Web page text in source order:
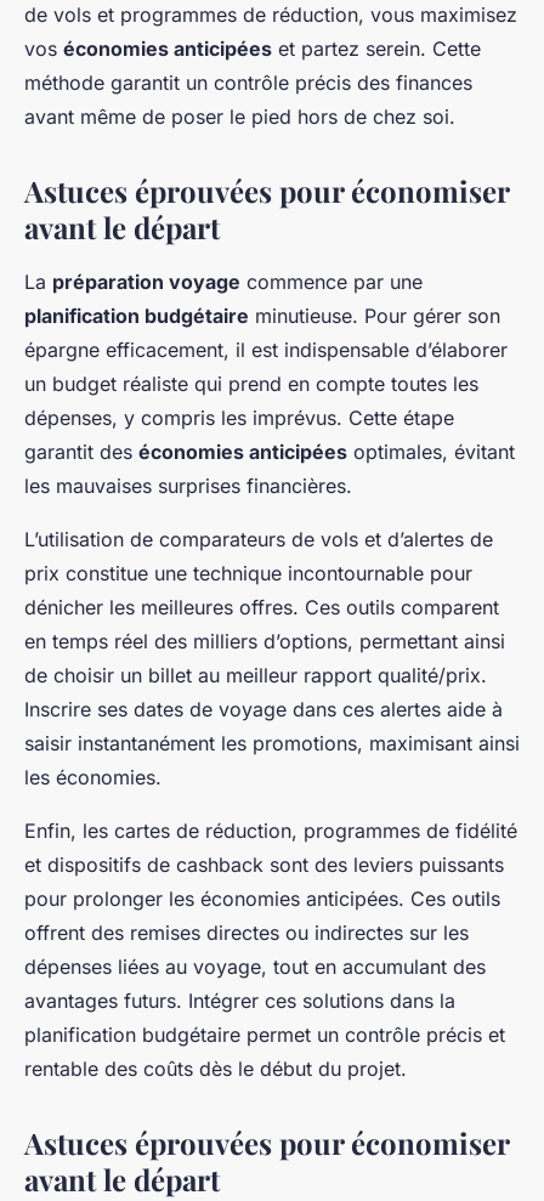
de vols et programmes de réduction, vous maximisez
vos économies anticipées et partez serein. Cette
méthode garantit un contrôle précis des finances
avant même de poser le pied hors de chez soi.
Astuces éprouvées pour économiser
avant le départ
La préparation voyage commence par une
planification budgétaire minutieuse. Pour gérer son
épargne efficacement, il est indispensable d’élaborer
un budget réaliste qui prend en compte toutes les
dépenses, y compris les imprévus. Cette étape
garantit des économies anticipées optimales, évitant
les mauvaises surprises financières.
L’utilisation de comparateurs de vols et d’alertes de
prix constitue une technique incontournable pour
dénicher les meilleures offres. Ces outils comparent
en temps réel des milliers d’options, permettant ainsi
de choisir un billet au meilleur rapport qualité/prix.
Inscrire ses dates de voyage dans ces alertes aide à
saisir instantanément les promotions, maximisant ainsi
les économies.
Enfin, les cartes de réduction, programmes de fidélité
et dispositifs de cashback sont des leviers puissants
pour prolonger les économies anticipées. Ces outils
offrent des remises directes ou indirectes sur les
dépenses liées au voyage, tout en accumulant des
avantages futurs. Intégrer ces solutions dans la
planification budgétaire permet un contrôle précis et
rentable des coûts dès le début du projet.
Astuces éprouvées pour économiser
avant le départ